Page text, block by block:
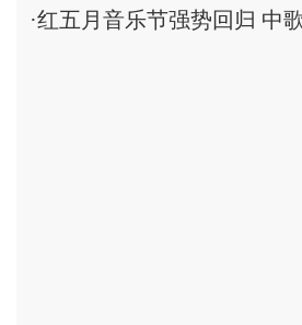
·红五月音乐节强势回归 中